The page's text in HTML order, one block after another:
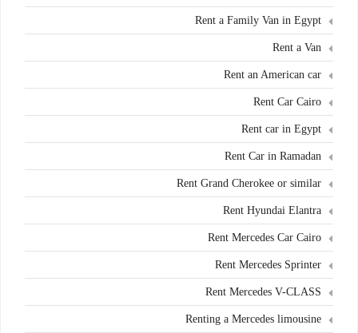
Rent a Family Van in Egypt
Rent a Van
Rent an American car
Rent Car Cairo
Rent car in Egypt
Rent Car in Ramadan
Rent Grand Cherokee or similar
Rent Hyundai Elantra
Rent Mercedes Car Cairo
Rent Mercedes Sprinter
Rent Mercedes V-CLASS
Renting a Mercedes limousine